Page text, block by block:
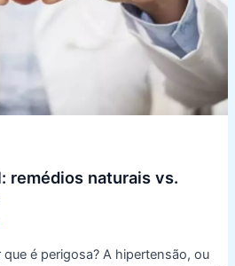
remédios naturais vs.
é perigosa? A hipertensão, ou